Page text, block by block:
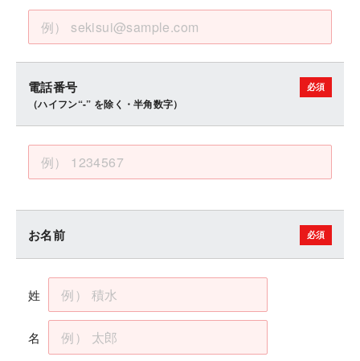
電話番号
（ハイフン“-” を除く・半角数字）
お名前
姓
名